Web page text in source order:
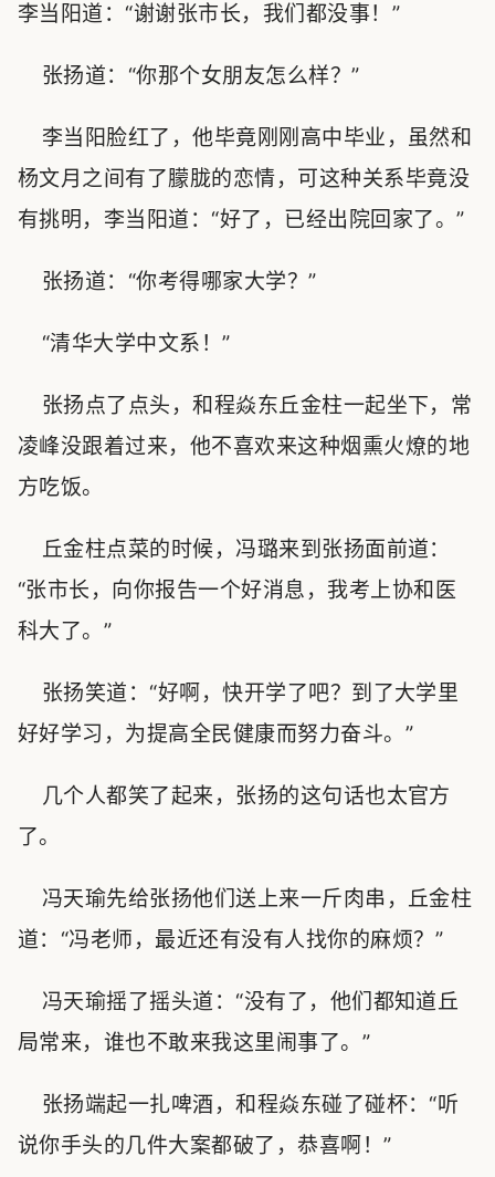
李当阳道：“谢谢张市长，我们都没事！”
张扬道：“你那个女朋友怎么样？”
李当阳脸红了，他毕竟刚刚高中毕业，虽然和
杨文月之间有了朦胧的恋情，可这种关系毕竟没
有挑明，李当阳道：“好了，已经出院回家了。”
张扬道：“你考得哪家大学？”
“清华大学中文系！”
张扬点了点头，和程焱东丘金柱一起坐下，常
凌峰没跟着过来，他不喜欢来这种烟熏火燎的地
方吃饭。
丘金柱点菜的时候，冯璐来到张扬面前道：
“张市长，向你报告一个好消息，我考上协和医
科大了。”
张扬笑道：“好啊，快开学了吧？到了大学里
好好学习，为提高全民健康而努力奋斗。”
几个人都笑了起来，张扬的这句话也太官方
了。
冯天瑜先给张扬他们送上来一斤肉串，丘金柱
道：“冯老师，最近还有没有人找你的麻烦？”
冯天瑜摇了摇头道：“没有了，他们都知道丘
局常来，谁也不敢来我这里闹事了。”
张扬端起一扎啤酒，和程焱东碰了碰杯：“听
说你手头的几件大案都破了，恭喜啊！”